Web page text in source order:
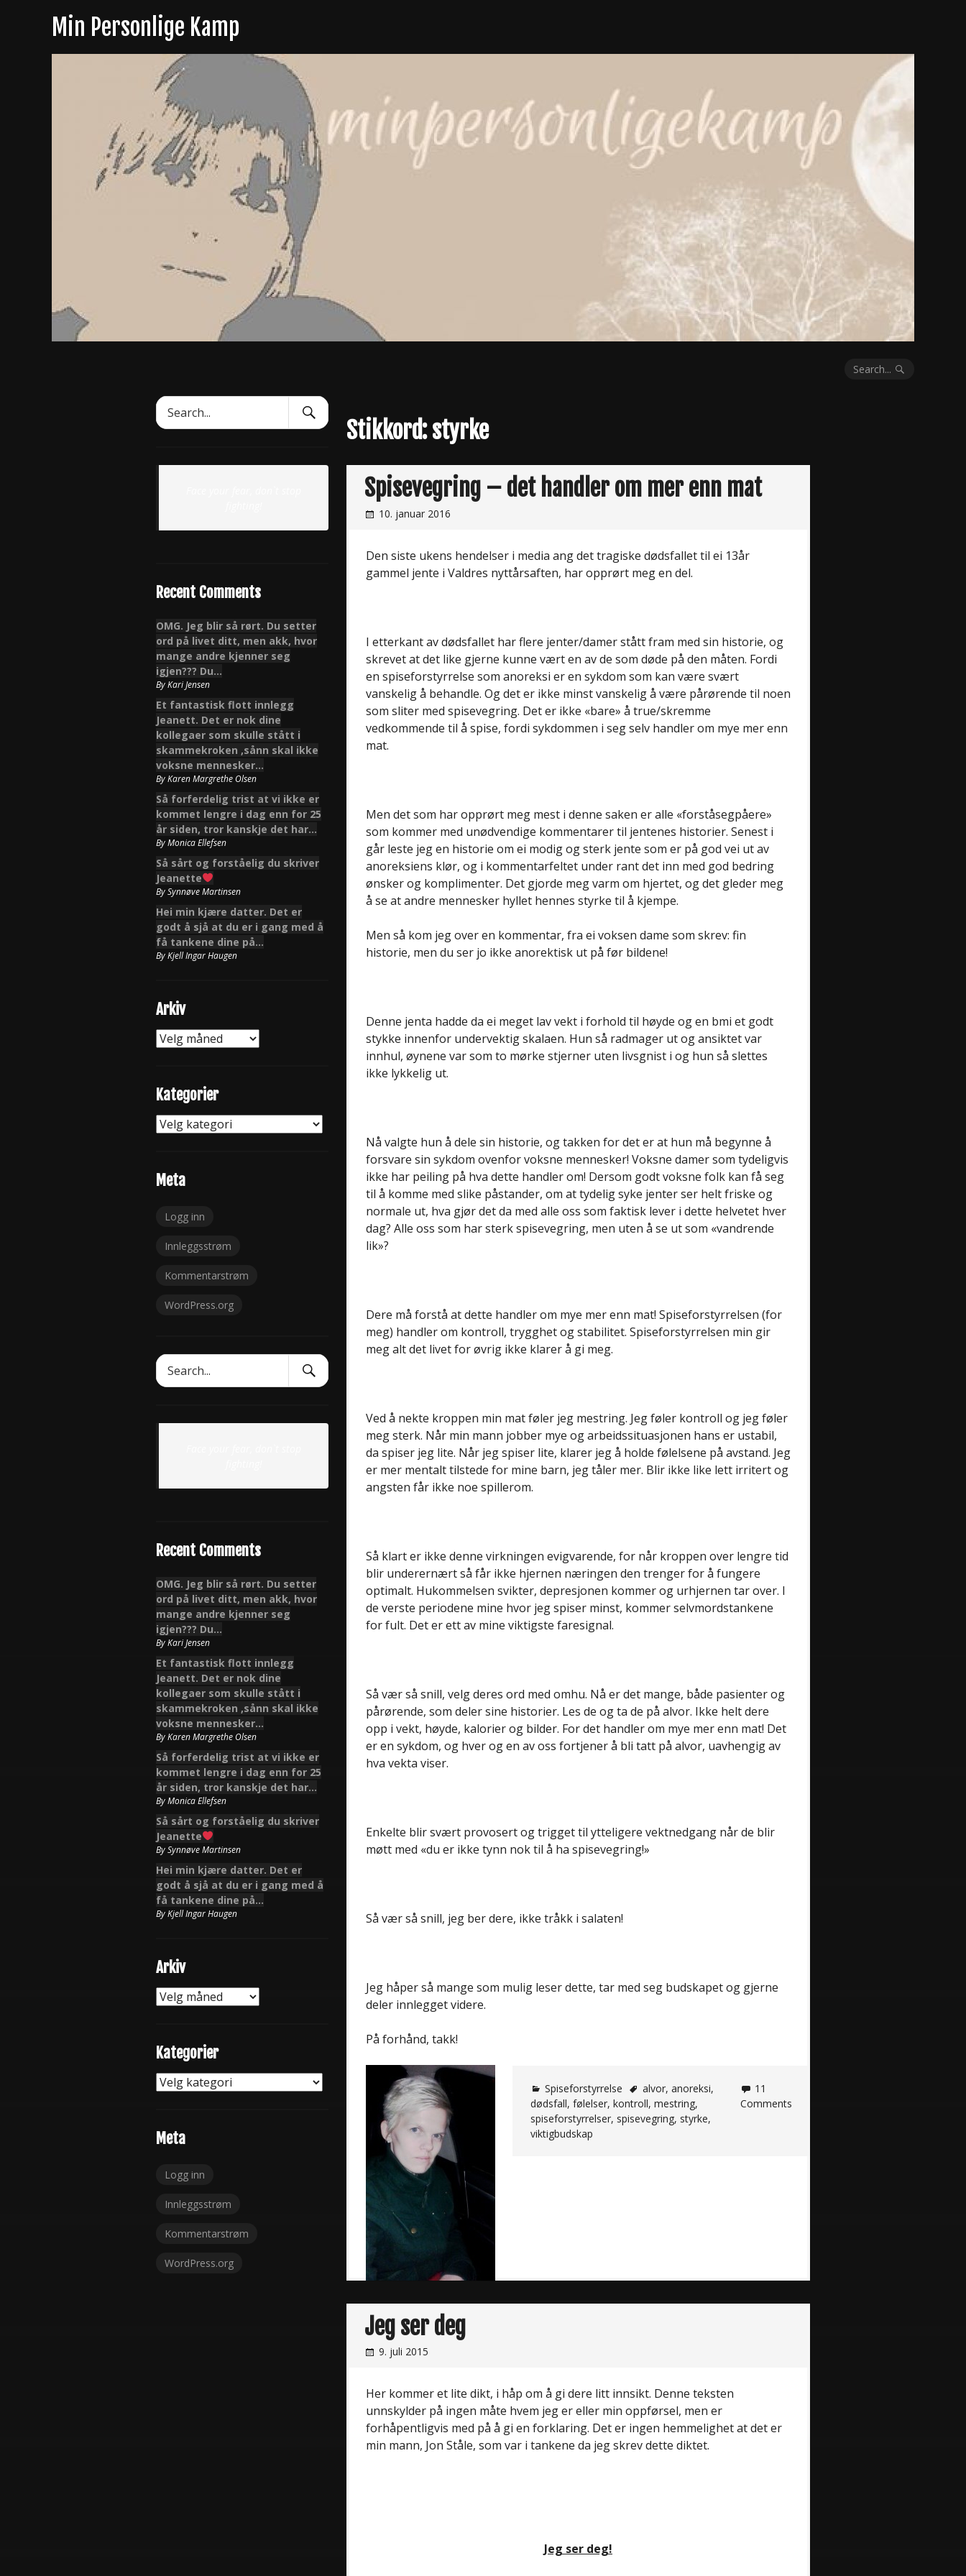
Min Personlige Kamp
Search...
Stikkord:styrke
Spisevegring – det handler om mer enn mat
10. januar 2016
Den siste ukens hendelser i media ang det tragiske dødsfallet til ei 13år
gammel jente i Valdres nyttårsaften, har opprørt meg en del.
I etterkant av dødsfallet har flere jenter/damer stått fram med sin historie, og
skrevet at det like gjerne kunne vært en av de som døde på den måten. Fordi
en spiseforstyrrelse som anoreksi er en sykdom som kan være svært
vanskelig å behandle. Og det er ikke minst vanskelig å være pårørende til noen
som sliter med spisevegring. Det er ikke «bare» å true/skremme
vedkommende til å spise, fordi sykdommen i seg selv handler om mye mer enn
mat.
Men det som har opprørt meg mest i denne saken er alle «forståsegpåere»
som kommer med unødvendige kommentarer til jentenes historier. Senest i
går leste jeg en historie om ei modig og sterk jente som er på god vei ut av
anoreksiens klør, og i kommentarfeltet under rant det inn med god bedring
ønsker og komplimenter. Det gjorde meg varm om hjertet, og det gleder meg
å se at andre mennesker hyllet hennes styrke til å kjempe.
Men så kom jeg over en kommentar, fra ei voksen dame som skrev: fin
historie, men du ser jo ikke anorektisk ut på før bildene!
Denne jenta hadde da ei meget lav vekt i forhold til høyde og en bmi et godt
stykke innenfor undervektig skalaen. Hun så radmager ut og ansiktet var
innhul, øynene var som to mørke stjerner uten livsgnist i og hun så slettes
ikke lykkelig ut.
Nå valgte hun å dele sin historie, og takken for det er at hun må begynne å
forsvare sin sykdom ovenfor voksne mennesker! Voksne damer som tydeligvis
ikke har peiling på hva dette handler om! Dersom godt voksne folk kan få seg
til å komme med slike påstander, om at tydelig syke jenter ser helt friske og
normale ut, hva gjør det da med alle oss som faktisk lever i dette helvetet hver
dag? Alle oss som har sterk spisevegring, men uten å se ut som «vandrende
lik»?
Dere må forstå at dette handler om mye mer enn mat! Spiseforstyrrelsen (for
meg) handler om kontroll, trygghet og stabilitet. Spiseforstyrrelsen min gir
meg alt det livet for øvrig ikke klarer å gi meg.
Ved å nekte kroppen min mat føler jeg mestring. Jeg føler kontroll og jeg føler
meg sterk. Når min mann jobber mye og arbeidssituasjonen hans er ustabil,
da spiser jeg lite. Når jeg spiser lite, klarer jeg å holde følelsene på avstand. Jeg
er mer mentalt tilstede for mine barn, jeg tåler mer. Blir ikke like lett irritert og
angsten får ikke noe spillerom.
Så klart er ikke denne virkningen evigvarende, for når kroppen over lengre tid
blir underernært så får ikke hjernen næringen den trenger for å fungere
optimalt. Hukommelsen svikter, depresjonen kommer og urhjernen tar over. I
de verste periodene mine hvor jeg spiser minst, kommer selvmordstankene
for fult. Det er ett av mine viktigste faresignal.
Så vær så snill, velg deres ord med omhu. Nå er det mange, både pasienter og
pårørende, som deler sine historier. Les de og ta de på alvor. Ikke helt dere
opp i vekt, høyde, kalorier og bilder. For det handler om mye mer enn mat! Det
er en sykdom, og hver og en av oss fortjener å bli tatt på alvor, uavhengig av
hva vekta viser.
Enkelte blir svært provosert og trigget til ytteligere vektnedgang når de blir
møtt med «du er ikke tynn nok til å ha spisevegring!»
Så vær så snill, jeg ber dere, ikke tråkk i salaten!
Jeg håper så mange som mulig leser dette, tar med seg budskapet og gjerne
deler innlegget videre.
På forhånd, takk!
Spiseforstyrrelse alvor, anoreksi,
dødsfall, følelser, kontroll, mestring,
spiseforstyrrelser, spisevegring, styrke,
viktigbudskap
11
Comments
Jeg ser deg
9. juli 2015
Her kommer et lite dikt, i håp om å gi dere litt innsikt. Denne teksten
unnskylder på ingen måte hvem jeg er eller min oppførsel, men er
forhåpentligvis med på å gi en forklaring. Det er ingen hemmelighet at det er
min mann, Jon Ståle, som var i tankene da jeg skrev dette diktet.
Jeg ser deg!
Search
for:
Search
Submit
Recent Comments
OMG. Jeg blir så rørt. Du setter
ord på livet ditt, men akk, hvor
mange andre kjenner seg
igjen??? Du…
ByKari Jensen
Et fantastisk flott innlegg
Jeanett. Det er nok dine
kollegaer som skulle stått i
skammekroken ,sånn skal ikke
voksne mennesker…
ByKaren Margrethe Olsen
Så forferdelig trist at vi ikke er
kommet lengre i dag enn for 25
år siden, tror kanskje det har…
ByMonica Ellefsen
Så sårt og forståelig du skriver
Jeanette
BySynnøve Martinsen
Hei min kjære datter. Det er
godt å sjå at du er i gang med å
få tankene dine på…
ByKjell Ingar Haugen
Arkiv
Arkiv
Kategorier
Kategorier
Meta
Logg inn
Innleggsstrøm
Kommentarstrøm
WordPress.org
Search
for:
Search
Submit
Recent Comments
OMG. Jeg blir så rørt. Du setter
ord på livet ditt, men akk, hvor
mange andre kjenner seg
igjen??? Du…
ByKari Jensen
Et fantastisk flott innlegg
Jeanett. Det er nok dine
kollegaer som skulle stått i
skammekroken ,sånn skal ikke
voksne mennesker…
ByKaren Margrethe Olsen
Så forferdelig trist at vi ikke er
kommet lengre i dag enn for 25
år siden, tror kanskje det har…
ByMonica Ellefsen
Så sårt og forståelig du skriver
Jeanette
BySynnøve Martinsen
Hei min kjære datter. Det er
godt å sjå at du er i gang med å
få tankene dine på…
ByKjell Ingar Haugen
Arkiv
Arkiv
Kategorier
Kategorier
Meta
Logg inn
Innleggsstrøm
Kommentarstrøm
WordPress.org